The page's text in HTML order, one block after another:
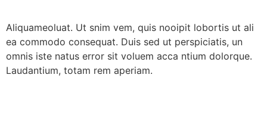
Aliquameoluat. Ut snim vem, quis nooipit lobortis ut ali
ea commodo consequat. Duis sed ut perspiciatis, un
omnis iste natus error sit voluem acca ntium dolorque.
Laudantium, totam rem aperiam.